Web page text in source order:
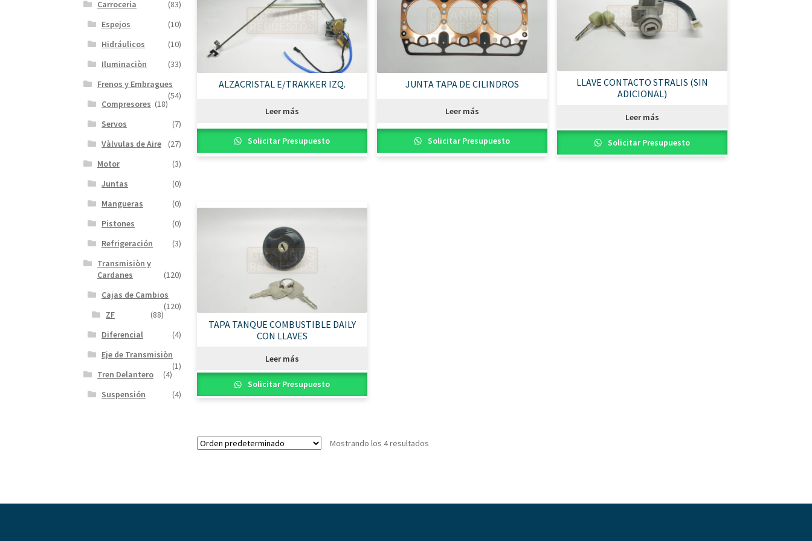
ALZACRISTAL E/TRAKKER IZQ.
Leer más
Solicitar Presupuesto
JUNTA TAPA DE CILINDROS
Leer más
Solicitar Presupuesto
LLAVE CONTACTO STRALIS (SIN
ADICIONAL)
Leer más
Solicitar Presupuesto
TAPA TANQUE COMBUSTIBLE DAILY
CON LLAVES
Leer más
Solicitar Presupuesto
Mostrando los 4 resultados
Carroceria
(83)
Espejos
(10)
Hidráulicos
(10)
Iluminaciòn
(33)
Frenos y Embragues
(54)
Compresores (18)
Servos
(7)
Vàlvulas de Aire
(27)
Motor
(3)
Juntas
(0)
Mangueras
(0)
Pistones
(0)
Refrigeración
(3)
Transmisiòn y
Cardanes
(120)
Cajas de Cambios
(120)
ZF
(88)
Diferencial
(4)
Eje de Transmisiòn
(1)
Tren Delantero
(4)
Suspensión
(4)